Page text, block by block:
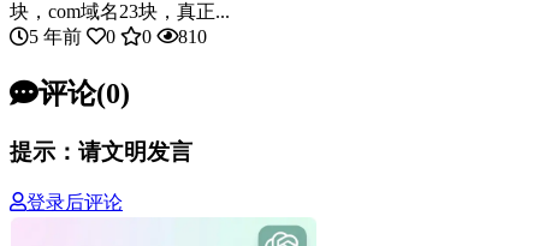
块，com域名23块，真正...
5 年前
0 0 810
评论(0)
提示：请文明发言
登录后评论